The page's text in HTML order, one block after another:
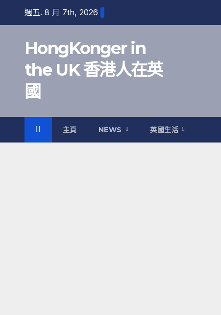
週五. 8 月 7th, 2026
HongKonger in
the UK 香港人在英
國
主頁 NEWS 英國生活